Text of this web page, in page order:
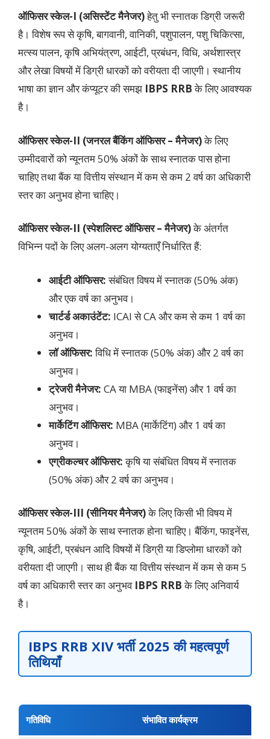
ऑफिसर स्केल-I (असिस्टेंट मैनेजर)हेतु भी स्नातक डिग्री जरूरी
है। विशेष रूप से कृषि, बागवानी, वानिकी, पशुपालन, पशु चिकित्सा,
मत्स्य पालन, कृषि अभियंत्रण, आईटी, प्रबंधन, विधि, अर्थशास्त्र
और लेखा विषयों में डिग्री धारकों को वरीयता दी जाएगी। स्थानीय
भाषा का ज्ञान और कंप्यूटर की समझ IBPS RRBके लिए आवश्यक
है।
ऑफिसर स्केल-II (जनरल बैंकिंग ऑफिसर – मैनेजर)के लिए
उम्मीदवारों को न्यूनतम 50% अंकों के साथ स्नातक पास होना
चाहिए तथा बैंक या वित्तीय संस्थान में कम से कम 2 वर्ष का अधिकारी
स्तर का अनुभव होना चाहिए।
ऑफिसर स्केल-II (स्पेशलिस्ट ऑफिसर – मैनेजर)के अंतर्गत
विभिन्न पदों के लिए अलग-अलग योग्यताएँ निर्धारित हैं:
आईटी ऑफिसर:संबंधित विषय में स्नातक (50% अंक)
और एक वर्ष का अनुभव।
चार्टर्ड अकाउंटेंट: ICAI से CA और कम से कम 1 वर्ष का
अनुभव।
लॉ ऑफिसर:विधि में स्नातक (50% अंक) और 2 वर्ष का
अनुभव।
ट्रेजरी मैनेजर: CA या MBA (फाइनेंस) और 1 वर्ष का
अनुभव।
मार्केटिंग ऑफिसर: MBA (मार्केटिंग) और 1 वर्ष का
अनुभव।
एग्रीकल्चर ऑफिसर:कृषि या संबंधित विषय में स्नातक
(50% अंक) और 2 वर्ष का अनुभव।
ऑफिसर स्केल-III (सीनियर मैनेजर)के लिए किसी भी विषय में
न्यूनतम 50% अंकों के साथ स्नातक होना चाहिए। बैंकिंग, फाइनेंस,
कृषि, आईटी, प्रबंधन आदि विषयों में डिग्री या डिप्लोमा धारकों को
वरीयता दी जाएगी। साथ ही बैंक या वित्तीय संस्थान में कम से कम 5
वर्ष का अधिकारी स्तर का अनुभव IBPS RRBके लिए अनिवार्य
है।
IBPS RRB XIV भर्ती 2025 की महत्वपूर्ण
तिथियाँ
गतिविधि संभावित कार्यक्रम